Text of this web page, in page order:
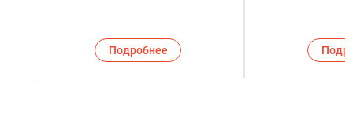
Подробнее